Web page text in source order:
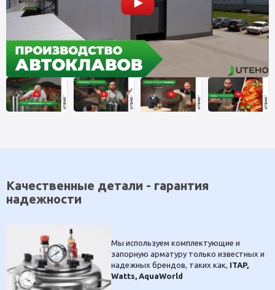
Качественные детали - гарантия
надежности
Мы используем комплектующие и
запорную арматуру только известных и
надежных брендов, таких как, ITAP,
Watts, AquaWorld